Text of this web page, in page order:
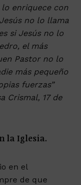
enriquece con
no lo llama
si Jesús no lo
el más
Pastor no lo
más pequeño
fuerzas”
Crismal, 17 de
la Iglesia.
en el
de que